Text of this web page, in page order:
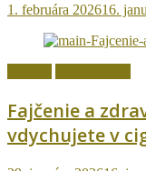
1. februára 202616.
Fajčenie a
vdychujete v